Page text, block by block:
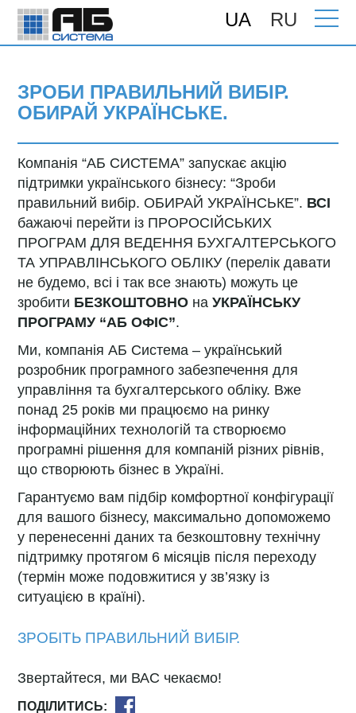
UA RU
Головна>Підтримка>Консультації>
ЗРОБИ ПРАВИЛЬНИЙ ВИБІР.
ОБИРАЙ УКРАЇНСЬКЕ.
Компанія “АБ СИСТЕМА” запускає акцію
підтримки українського бізнесу: “Зроби
правильний вибір. ОБИРАЙ УКРАЇНСЬКЕ”. ВСІ
бажаючі перейти із ПРОРОСІЙСЬКИХ
ПРОГРАМ ДЛЯ ВЕДЕННЯ БУХГАЛТЕРСЬКОГО
ТА УПРАВЛІНСЬКОГО ОБЛІКУ (перелік давати
не будемо, всі і так все знають) можуть це
зробити БЕЗКОШТОВНО наУКРАЇНСЬКУ
ПРОГРАМУ “АБ ОФІС”.
Ми, компанія АБ Система – український
розробник програмного забезпечення для
управління та бухгалтерського обліку. Вже
понад 25 років ми працюємо на ринку
інформаційних технологій та створюємо
програмні рішення для компаній різних рівнів,
що створюють бізнес в Україні.
Гарантуємо вам підбір комфортної конфігурації
для вашого бізнесу, максимально допоможемо
у перенесенні даних та безкоштовну технічну
підтримку протягом 6 місяців після переходу
(термін може подовжитися у зв’язку із
ситуацією в країні).
ЗРОБІТЬ ПРАВИЛЬНИЙ ВИБІР.
Звертайтеся, ми ВАС чекаємо!
ПОДІЛИТИСЬ: